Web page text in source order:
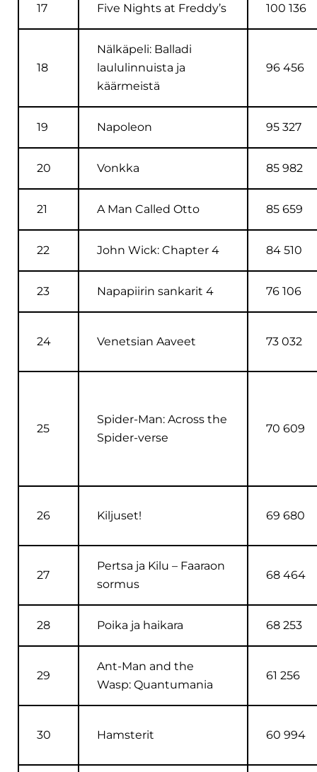
17 Five Nights at Freddy’s 100 136
18
Nälkäpeli: Balladi
laululinnuista ja
käärmeistä
96 456
19 Napoleon 95 327
20 Vonkka 85 982
21 A Man Called Otto 85 659
22 John Wick: Chapter 4 84 510
23 Napapiirin sankarit 4 76 106
24 Venetsian Aaveet 73 032
25
Spider-Man: Across the
Spider-verse
70 609
26 Kiljuset! 69 680
27
Pertsa ja Kilu – Faaraon
sormus
68 464
28 Poika ja haikara 68 253
29
Ant-Man and the
Wasp: Quantumania
61 256
30 Hamsterit 60 994